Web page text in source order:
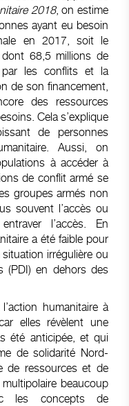
2018, on estime
ayant eu besoin
en 2017, soit le
68,5 millions de
par les conflits et la
de son financement,
des ressources
Cela s’explique
de personnes
Aussi, on
à accéder à
de conflit armé se
groupes armés non
souvent l’accès ou
l’accès. En
a été faible pour
irrégulière ou
(PDI) en dehors des
humanitaire à
elles révèlent une
été anticipée, et qui
de solidarité Nord-
de ressources et de
beaucoup
les concepts de